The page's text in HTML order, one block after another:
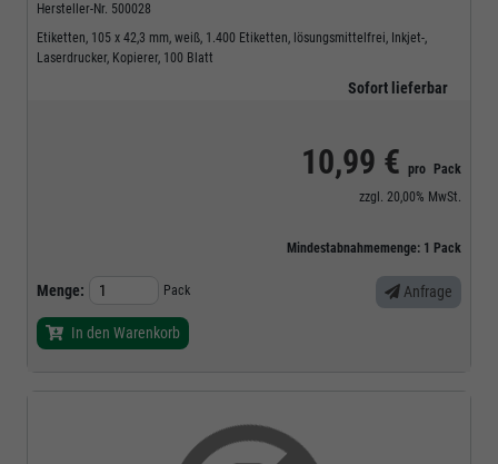
Hersteller-Nr. 500028
Etiketten, 105 x 42,3 mm, weiß, 1.400 Etiketten, lösungsmittelfrei, Inkjet-,
Laserdrucker, Kopierer, 100 Blatt
Sofort lieferbar
10,99 € pro
Pack
zzgl. 20,00% MwSt.
Mindestabnahmemenge: 1 Pack
Menge: Pack Anfrage
In den Warenkorb